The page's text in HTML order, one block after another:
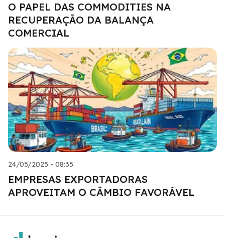
O PAPEL DAS COMMODITIES NA
RECUPERAÇÃO DA BALANÇA
COMERCIAL
24/05/2025 - 08:35
EMPRESAS EXPORTADORAS
APROVEITAM O CÂMBIO FAVORÁVEL